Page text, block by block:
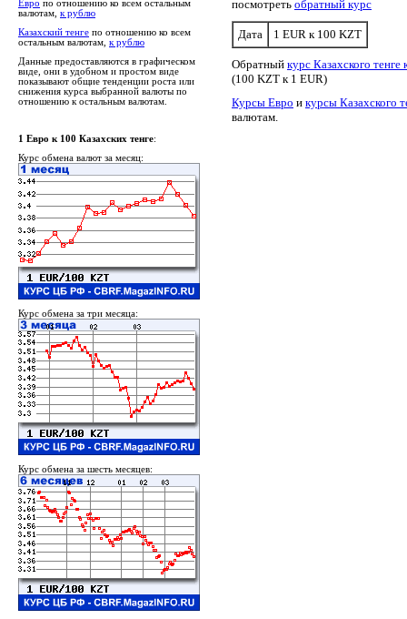
Евро по отношению ко всем остальным
валютам, к рублю
Казахский тенге по отношению ко всем
остальным валютам, к рублю
Данные предоставляются в графическом
виде, они в удобном и простом виде
показывают общие тенденции роста или
снижения курса выбранной валюты по
отношению к остальным валютам.
посмотреть обратный курс
Дата 1 EUR к 100 KZT
Обратный курс Казахского тенге
(100 KZT к 1 EUR)
Курсы Евро и курсы Казахского
валютам.
1 Евро к 100 Казахских тенге:
Курс обмена валют за месяц:
Курс обмена за три месяца:
Курс обмена за шесть месяцев: